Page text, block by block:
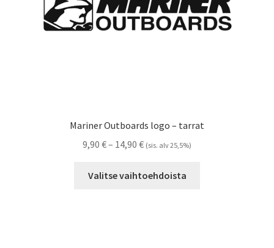
Mariner Outboards logo – tarrat
9,90 €– 14,90 €Hintaluokka:
-
(sis. alv 25,5%)
Valitse vaihtoehdoista